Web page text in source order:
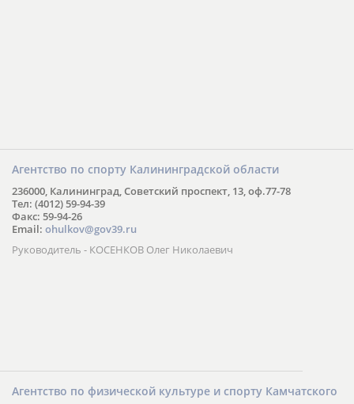
Агентство по спорту Калининградской области
236000, Калининград, Советский проспект, 13, оф.77-78
Тел: (4012) 59-94-39
Факс: 59-94-26
Email: ohulkov@gov39.ru
Руководитель - КОСЕНКОВ Олег Николаевич
Агентство по физической культуре и спорту Камчатского